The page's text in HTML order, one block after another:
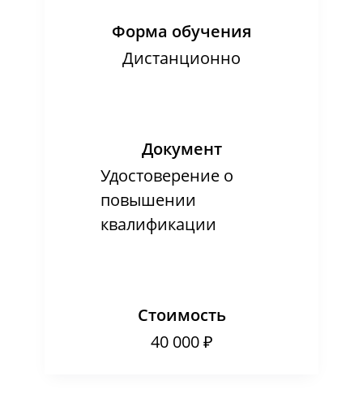
Форма обучения
Дистанционно
Документ
Удостоверение о
повышении
квалификации
Стоимость
40 000 ₽